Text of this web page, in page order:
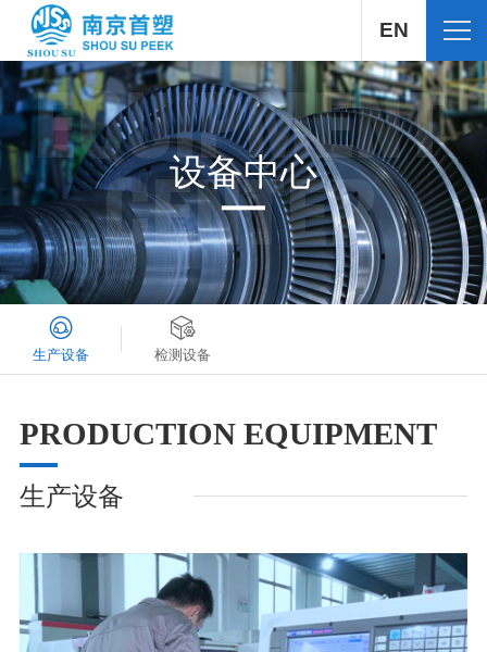
EN
EQUIPMENT
CENTER
设备中心
生产设备 检测设备
PRODUCTION EQUIPMENT
生产设备